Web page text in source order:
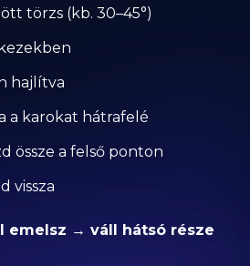
törzs (kb. 30–45°)
hajlítva
a karokat hátrafelé
össze a felső ponton
vissza
emelsz → váll hátsó része